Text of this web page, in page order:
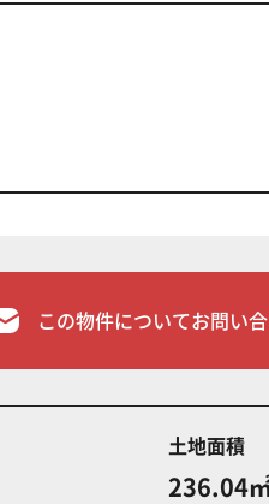
この物件についてお問い
土地面積
236.04